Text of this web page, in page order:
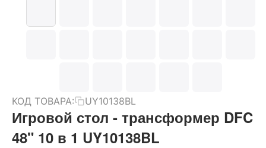
КОД ТОВАРА: UY10138BL
Игровой стол - трансформер DFC
48" 10 в 1 UY10138BL